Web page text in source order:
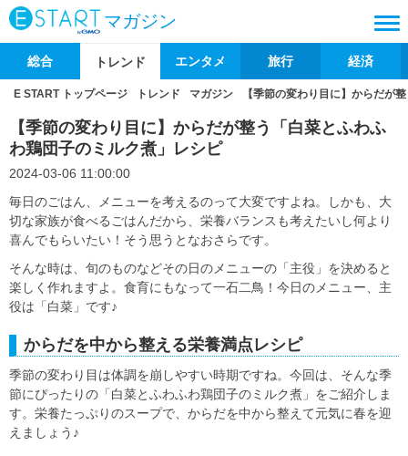
マガジン
総合 トレンド エンタメ 旅行 経済
E START トップページ トレンド マガジン 【季節の変わり目に】からだが
【季節の変わり目に】からだが整う「白菜とふわふ
わ鶏団子のミルク煮」レシピ
2024-03-06 11:00:00
毎日のごはん、メニューを考えるのって大変ですよね。しかも、大
切な家族が食べるごはんだから、栄養バランスも考えたいし何より
喜んでもらいたい！そう思うとなおさらです。
そんな時は、旬のものなどその日のメニューの「主役」を決めると
楽しく作れますよ。食育にもなって一石二鳥！今日のメニュー、主
役は「白菜」です♪
からだを中から整える栄養満点レシピ
季節の変わり目は体調を崩しやすい時期ですね。今回は、そんな季
節にぴったりの「白菜とふわふわ鶏団子のミルク煮」をご紹介しま
す。栄養たっぷりのスープで、からだを中から整えて元気に春を迎
えましょう♪